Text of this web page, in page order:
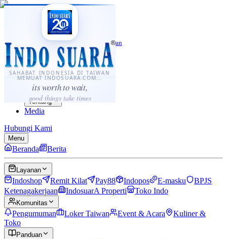
SAHABAT INDONESIA DI TAIWAN
MEMUAT INDOSUARA.COM...
its worth to wait,
good things take times
·...
⌘K
Sahabat Indonesia di Taiwan
Berita
Layanan
Komunitas
Panduan
Tentang
Media
Hubungi Kami
Menu
Beranda Berita
Layanan
Indoshop Remit Kilat Pay88 Indopos E-masku
BPJS
Ketenagakerjaan
IndosuarA Properti Toko Indo
Komunitas
Pengumuman Loker Taiwan Event & Acara
Kuliner &
Toko
Panduan